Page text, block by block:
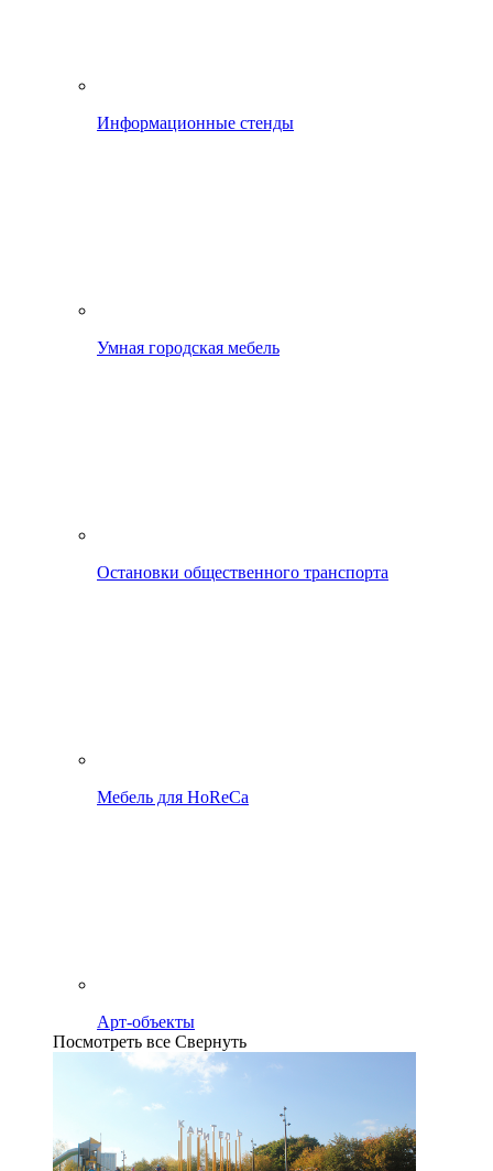
Информационные стенды
Умная городская мебель
Остановки общественного транспорта
Мебель для HoReCa
Арт-объекты
Посмотреть все Свернуть